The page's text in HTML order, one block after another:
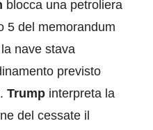
blocca una petroliera
5 del memorandum
nave stava
previsto
Trump interpreta la
del cessate il